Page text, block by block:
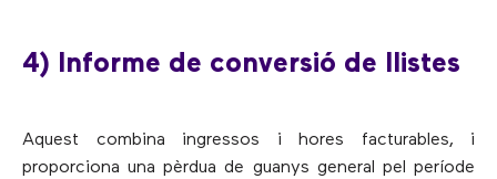
4) Informe de conversió de llistes
Aquest combina ingressos i hores facturables, i
proporciona una pèrdua de guanys general pel període